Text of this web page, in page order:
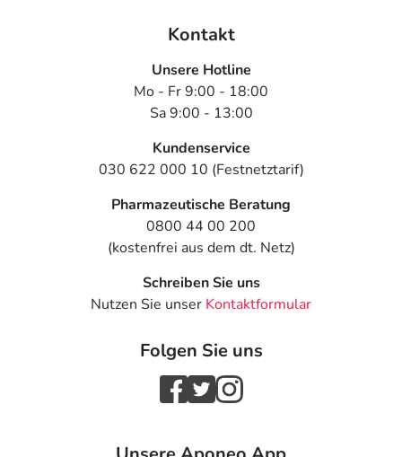
Kontakt
Unsere Hotline
Mo - Fr 9:00 - 18:00
Sa 9:00 - 13:00
Kundenservice
030 622 000 10 (Festnetztarif)
Pharmazeutische Beratung
0800 44 00 200
(kostenfrei aus dem dt. Netz)
Schreiben Sie uns
Nutzen Sie unser Kontaktformular
Folgen Sie uns